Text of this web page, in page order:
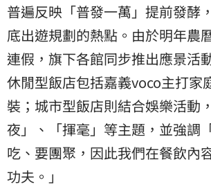
普遍反映「普發一萬」提前發酵
底出遊規劃的熱點。由於明年農
連假，旗下各館同步推出應景活
休閒型飯店包括嘉義voco主打家
裝；城市型飯店則結合娛樂活動
夜」、「揮毫」等主題，並強調
吃、要團聚，因此我們在餐飲內
功夫。」